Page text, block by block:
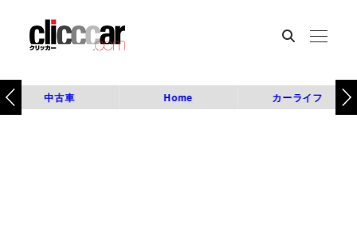
中古車 Home カーライフ